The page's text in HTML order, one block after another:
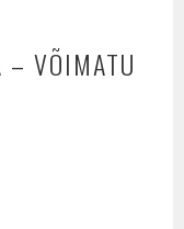
– VÕIMATU